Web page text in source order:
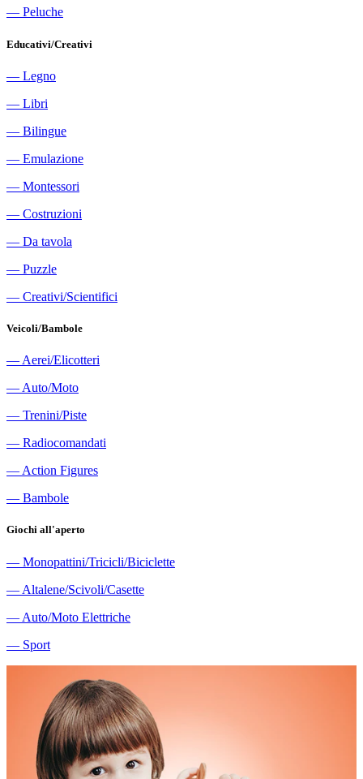
― Peluche
Educativi/Creativi
― Legno
― Libri
― Bilingue
― Emulazione
― Montessori
― Costruzioni
― Da tavola
― Puzzle
― Creativi/Scientifici
Veicoli/Bambole
― Aerei/Elicotteri
― Auto/Moto
― Trenini/Piste
― Radiocomandati
― Action Figures
― Bambole
Giochi all'aperto
― Monopattini/Tricicli/Biciclette
― Altalene/Scivoli/Casette
― Auto/Moto Elettriche
― Sport